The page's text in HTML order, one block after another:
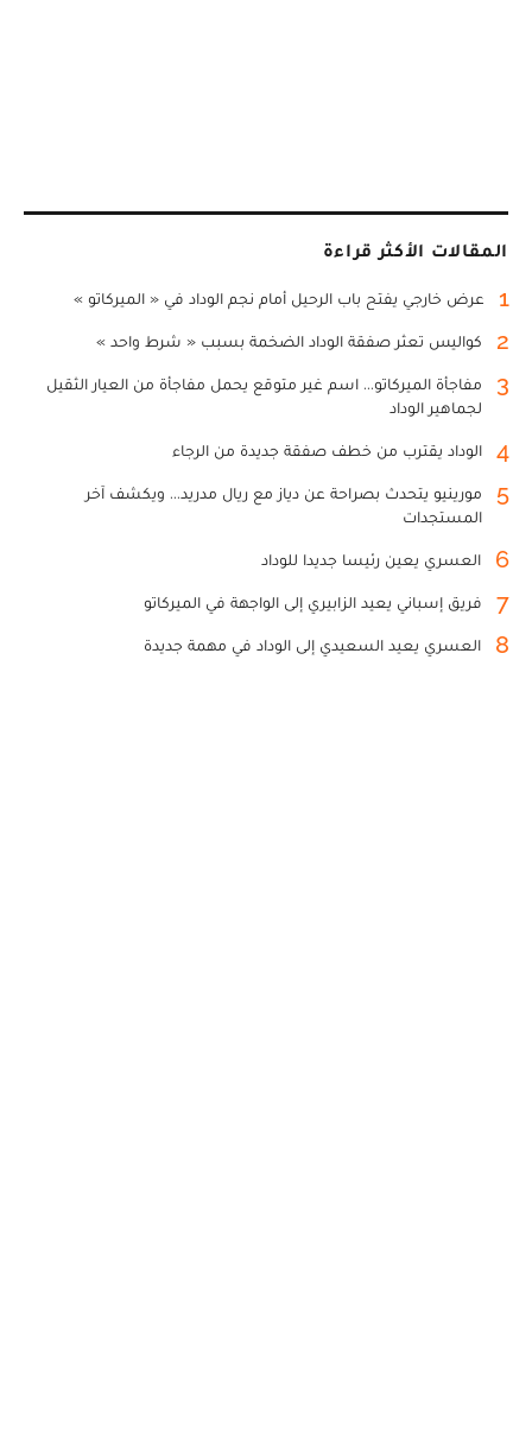
المقالات الأكثر قراءة
1 عرض خارجي يفتح باب الرحيل أمام نجم الوداد في « الميركاتو »
2 كواليس تعثر صفقة الوداد الضخمة بسبب « شرط واحد »
3
مفاجأة الميركاتو... اسم غير متوقع يحمل مفاجأة من العيار الثقيل
لجماهير الوداد
4 الوداد يقترب من خطف صفقة جديدة من الرجاء
5
مورينيو يتحدث بصراحة عن دياز مع ريال مدريد... ويكشف آخر
المستجدات
6 العسري يعين رئيسا جديدا للوداد
7 فريق إسباني يعيد الزابيري إلى الواجهة في الميركاتو
8 العسري يعيد السعيدي إلى الوداد في مهمة جديدة